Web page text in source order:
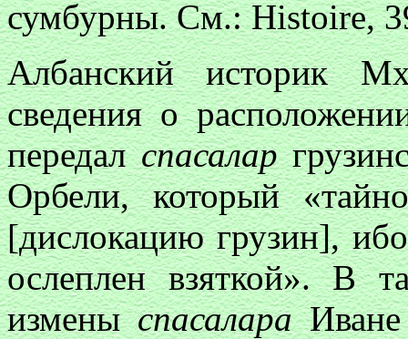
сумбурны. См.: Histoire,
Албанский историк
сведения о
передалспасалар
Орбели, который
[дислокацию грузин],
ослеплен взяткой». В
изменыспасалараИване